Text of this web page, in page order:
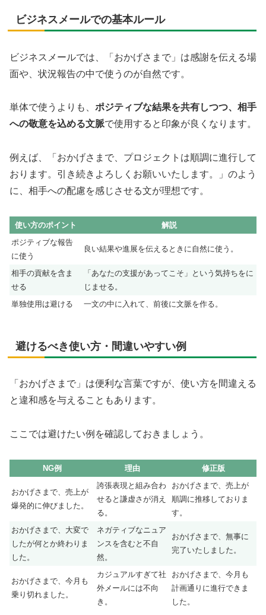
ビジネスメールでの基本ルール
ビジネスメールでは、「おかげさまで」は感謝を伝える場
面や、状況報告の中で使うのが自然です。
単体で使うよりも、 ポジティブな結果を共有しつつ、相手
への敬意を込める文脈で使用すると印象が良くなります。
例えば、「おかげさまで、プロジェクトは順調に進行して
おります。引き続きよろしくお願いいたします。」のよう
に、相手への配慮を感じさせる文が理想です。
使い方のポイント
解説
ポジティブな報告
に使う
良い結果や進展を伝えるときに自然に使う。
相手の貢献を含ま
せる
「あなたの支援があってこそ」という気持ちをに
じませる。
単独使用は避ける
一文の中に入れて、前後に文脈を作る。
避けるべき使い方・間違いやすい例
「おかげさまで」は便利な言葉ですが、使い方を間違える
と違和感を与えることもあります。
ここでは避けたい例を確認しておきましょう。
NG例 理由 修正版
おかげさまで、売上が
爆発的に伸びました。
誇張表現と組み合わ
せると謙虚さが消え
る。
おかげさまで、売上が
順調に推移しておりま
す。
おかげさまで、大変で
したが何とか終わりま
した。
ネガティブなニュア
ンスを含むと不自
然。
おかげさまで、無事に
完了いたしました。
おかげさまで、今月も
乗り切れました。
カジュアルすぎて社
外メールには不向
き。
おかげさまで、今月も
計画通りに進行できま
した。